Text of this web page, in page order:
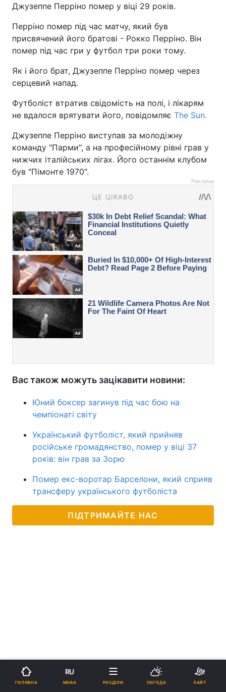
Джузеппе Перріно помер у віці 29 років.
Перріно помер під час матчу, який був
присвячений його братові - Рокко Перріно. Він
помер під час гри у футбол три роки тому.
Як і його брат, Джузеппе Перріно помер через
серцевий напад.
Футболіст втратив свідомість на полі, і лікарям
не вдалося врятувати його, повідомляє The Sun.
Джузеппе Перріно виступав за молодіжну
команду "Парми", а на професійному рівні грав у
нижчих італійських лігах. Його останнім клубом
був "Пімонте 1970".
Реклама
Вас також можуть зацікавити новини:
Юний боксер загинув під час бою на
чемпіонаті світу
Український футболіст, який прийняв
російське громадянство, помер у віці 37
років: він грав за Зорю
Помер екс-воротар Барселони, який сприяв
трансферу українського футболіста
ПІДТРИМАЙТЕ НАС
ГОЛОВНА
RU
МОВА РОЗДІЛИ ПОГОДА ЛАЙТ